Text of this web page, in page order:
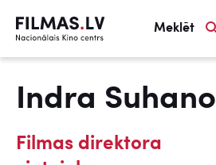
Meklēt
Indra
Filmas direktora